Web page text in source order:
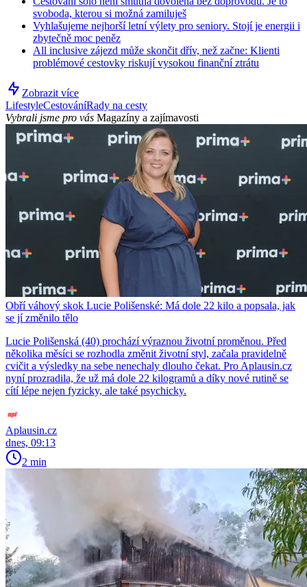
svoboda, kterou si možná zamiluješ
Vyhlašujeme nejhorší letní výlety pro seniory. Stojí je energii i
zbytečně moc peněz
All inclusive zájezd může skončit dřív, než začne: Klienti
problémové cestovky riskují vysokou finanční ztrátu
Zobrazit více
LifestyleCestováníRady na cesty
Vybrali jsme pro vás Magazíny a zajímavosti
Obří váhový skok Lucie Polišenské: Má dole 22 kilo a popsala, jak
se jí změnilo tělo
Lucie Polišenská (40) prochází výraznou životní proměnou. Před
několika měsíci se rozhodla změnit životní styl, začala pravidelně
cvičit a výsledky na sebe nenechaly dlouho čekat. Pro Aplausin.cz
nyní prozradila, že už má dole 22 kilogramů a díky nové rutině se
cítí lépe nejen fyzicky, ale také psychicky.
Aplausin.cz
dnes, 09:13
2 min